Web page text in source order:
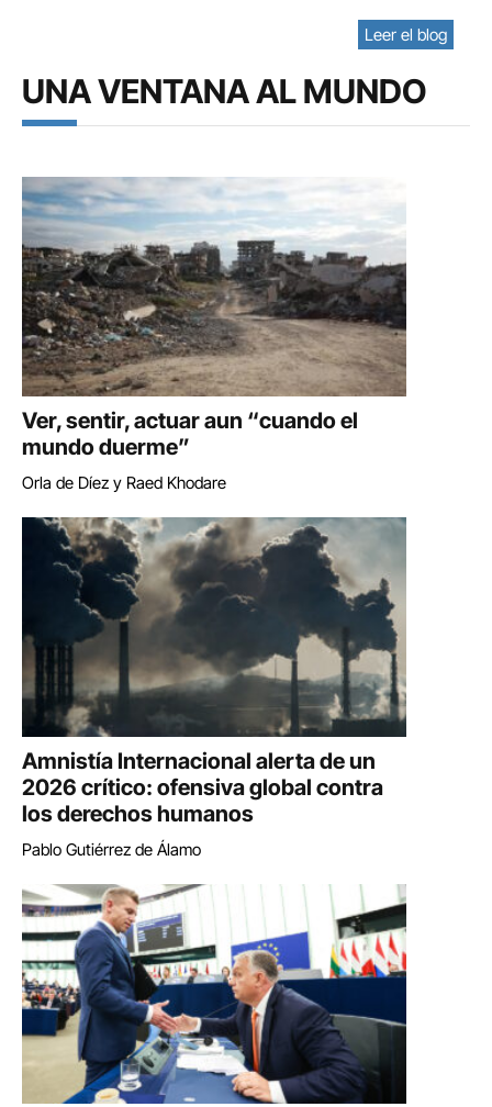
Leer el blog
UNA VENTANA AL MUNDO
Ver, sentir, actuar aun “cuando el
mundo duerme”
Orla de Díez y Raed Khodare
Amnistía Internacional alerta de un
2026 crítico: ofensiva global contra
los derechos humanos
Pablo Gutiérrez de Álamo